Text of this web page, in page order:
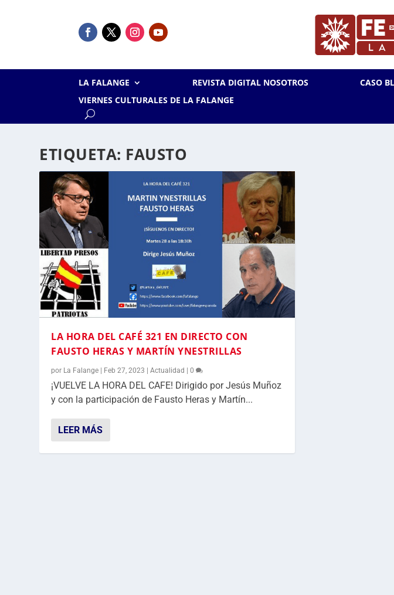
LA FALANGE REVISTA DIGITAL NOSOTROS CASO
VIERNES CULTURALES DE LA FALANGE
ETIQUETA: FAUSTO
LA HORA DEL CAFÉ 321 EN DIRECTO CON
FAUSTO HERAS Y MARTÍN YNESTRILLAS
por La Falange Feb 27, 2023 |Actualidad |0
¡VUELVE LA HORA DEL CAFE! Dirigido por Jesús Muñoz
y con la participación de Fausto Heras y Martín...
LEER MÁS